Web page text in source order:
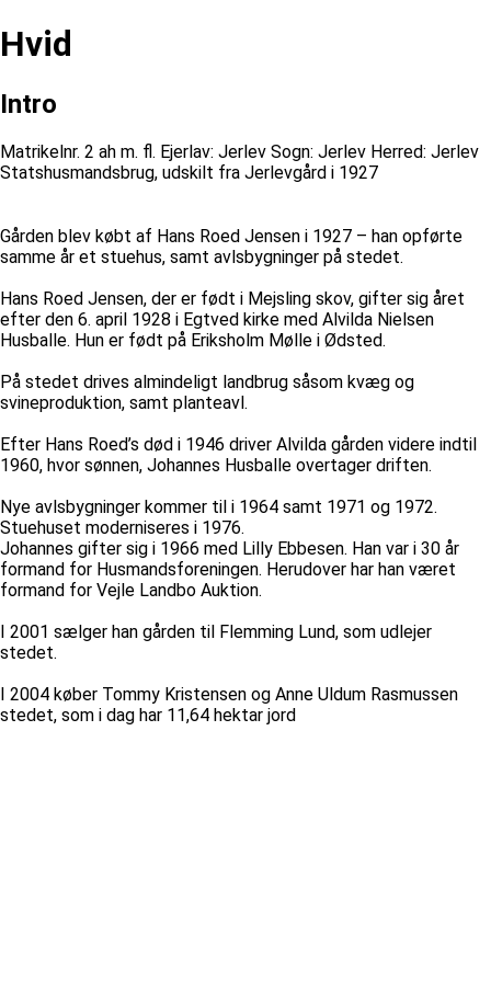
Hvid
Intro
Matrikelnr. 2 ah m. fl. Ejerlav: Jerlev Sogn: Jerlev Herred: Jerlev
Statshusmandsbrug, udskilt fra Jerlevgård i 1927
Gården blev købt af Hans Roed Jensen i 1927 – han opførte
samme år et stuehus, samt avlsbygninger på stedet.
Hans Roed Jensen, der er født i Mejsling skov, gifter sig året
efter den 6. april 1928 i Egtved kirke med Alvilda Nielsen
Husballe. Hun er født på Eriksholm Mølle i Ødsted.
På stedet drives almindeligt landbrug såsom kvæg og
svineproduktion, samt planteavl.
Efter Hans Roed’s død i 1946 driver Alvilda gården videre indtil
1960, hvor sønnen, Johannes Husballe overtager driften.
Nye avlsbygninger kommer til i 1964 samt 1971 og 1972.
Stuehuset moderniseres i 1976.
Johannes gifter sig i 1966 med Lilly Ebbesen. Han var i 30 år
formand for Husmandsforeningen. Herudover har han været
formand for Vejle Landbo Auktion.
I 2001 sælger han gården til Flemming Lund, som udlejer
stedet.
I 2004 køber Tommy Kristensen og Anne Uldum Rasmussen
stedet, som i dag har 11,64 hektar jord